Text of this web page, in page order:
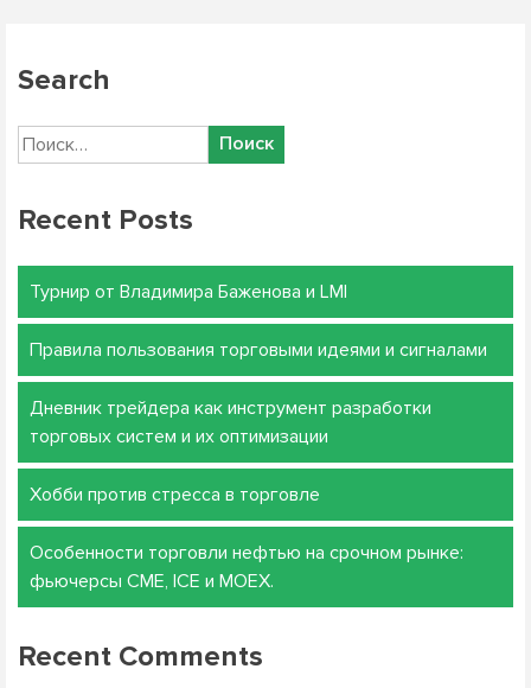
Search
Найти:
Recent Posts
Турнир от Владимира Баженова и LMI
Правила пользования торговыми идеями и сигналами
Дневник трейдера как инструмент разработки
торговых систем и их оптимизации
Хобби против стресса в торговле
Особенности торговли нефтью на срочном рынке:
фьючерсы CME, ICE и MOEX.
Recent Comments